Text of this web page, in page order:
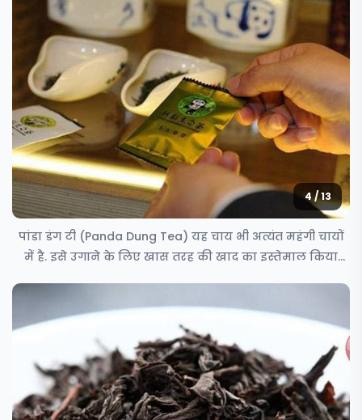
4 / 13
पांडा डंग टी (Panda Dung Tea) यह चाय भी अत्यंत महंगी चायों
में है. इसे उगाने के लिए खास तरह की खाद का इस्तेमाल किया